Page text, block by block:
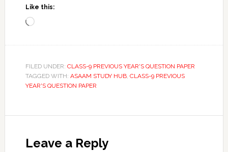
Like this:
Loading…
FILED UNDER: CLASS-9 PREVIOUS YEAR'S QUESTION PAPER
TAGGED WITH: ASAAM STUDY HUB, CLASS-9 PREVIOUS
YEAR'S QUESTION PAPER
Interactions
Leave a Reply